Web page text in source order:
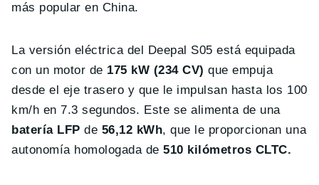
más popular en China.
La versión eléctrica del Deepal S05 está equipada
con un motor de 175 kW (234 CV) que empuja
desde el eje trasero y que le impulsan hasta los 100
km/h en 7.3 segundos. Este se alimenta de una
batería LFP de 56,12 kWh, que le proporcionan una
autonomía homologada de510 kilómetros CLTC.